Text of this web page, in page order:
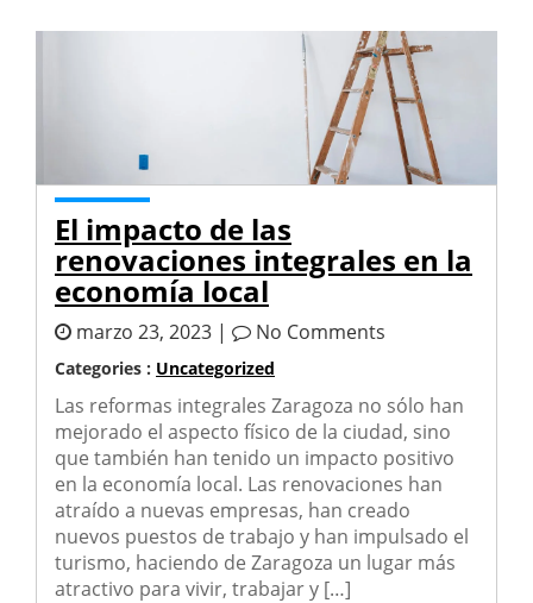
El impacto de las
renovaciones integrales en la
economía local
marzo 23, 2023 | No Comments
Categories : Uncategorized
Las reformas integrales Zaragoza no sólo han
mejorado el aspecto físico de la ciudad, sino
que también han tenido un impacto positivo
en la economía local. Las renovaciones han
atraído a nuevas empresas, han creado
nuevos puestos de trabajo y han impulsado el
turismo, haciendo de Zaragoza un lugar más
atractivo para vivir, trabajar y […]